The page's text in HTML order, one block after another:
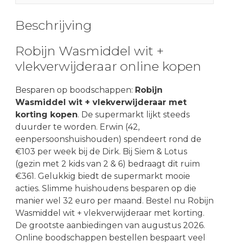
Beschrijving
Robijn Wasmiddel wit +
vlekverwijderaar online kopen
Besparen op boodschappen: Robijn
Wasmiddel wit + vlekverwijderaar met
korting kopen. De supermarkt lijkt steeds
duurder te worden. Erwin (42,
eenpersoonshuishouden) spendeert rond de
€103 per week bij de Dirk. Bij Siem & Lotus
(gezin met 2 kids van 2 & 6) bedraagt dit ruim
€361. Gelukkig biedt de supermarkt mooie
acties. Slimme huishoudens besparen op die
manier wel 32 euro per maand. Bestel nu Robijn
Wasmiddel wit + vlekverwijderaar met korting.
De grootste aanbiedingen van augustus 2026.
Online boodschappen bestellen bespaart veel